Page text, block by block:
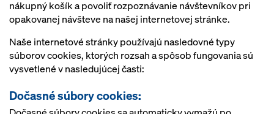
nákupný košík a povoliť rozpoznávanie návštevníkov pri
opakovanej návšteve na našej internetovej stránke.
Naše internetové stránky používajú nasledovné typy
súborov cookies, ktorých rozsah a spôsob fungovania sú
vysvetlené v nasledujúcej časti:
Dočasné súbory cookies: